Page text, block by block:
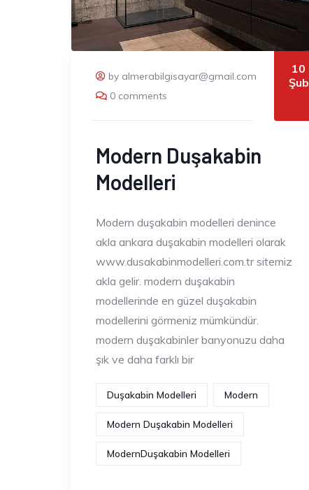
by almerabilgisayar@gmail.com
0 comments
10
Şub
Modern Duşakabin
Modelleri
Modern duşakabin modelleri denince
akla ankara duşakabin modelleri olarak
www.dusakabinmodelleri.com.tr sitemiz
akla gelir. modern duşakabin
modellerinde en güzel duşakabin
modellerini görmeniz mümkündür.
modern duşakabinler banyonuzu daha
şık ve daha farklı bir
Duşakabin Modelleri Modern
Modern Duşakabin Modelleri
ModernDuşakabin Modelleri